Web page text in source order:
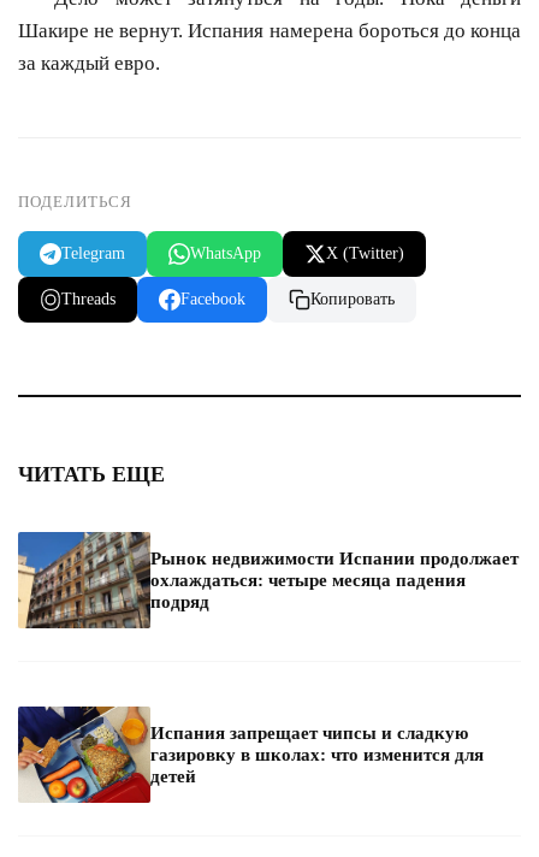
Шакире не вернут. Испания намерена бороться до конца
за каждый евро.
ПОДЕЛИТЬСЯ
Telegram WhatsApp X (Twitter)
Threads Facebook Копировать
ЧИТАТЬ ЕЩЕ
Рынок недвижимости Испании продолжает
охлаждаться: четыре месяца падения
подряд
Испания запрещает чипсы и сладкую
газировку в школах: что изменится для
детей